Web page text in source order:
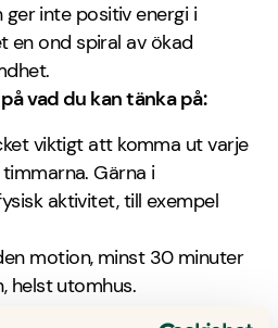
inte positiv energi i
en ond spiral av ökad
vad du kan tänka på:
viktigt att komma ut varje
Gärna i
aktivitet, till exempel
motion, minst 30 minuter
helst utomhus.